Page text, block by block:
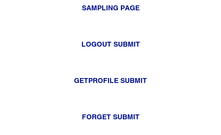
SAMPLING PAGE
LOGOUT SUBMIT
GETPROFILE SUBMIT
FORGET SUBMIT